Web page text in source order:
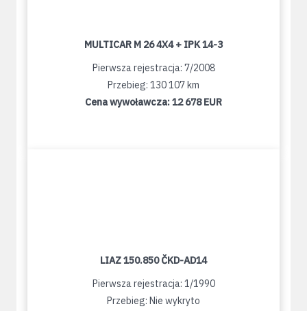
MULTICAR M 26 4X4 + IPK 14-3
Pierwsza rejestracja: 7/2008
Przebieg: 130 107 km
Cena wywoławcza:12 678 EUR
LIAZ 150.850 ČKD-AD14
Pierwsza rejestracja: 1/1990
Przebieg: Nie wykryto